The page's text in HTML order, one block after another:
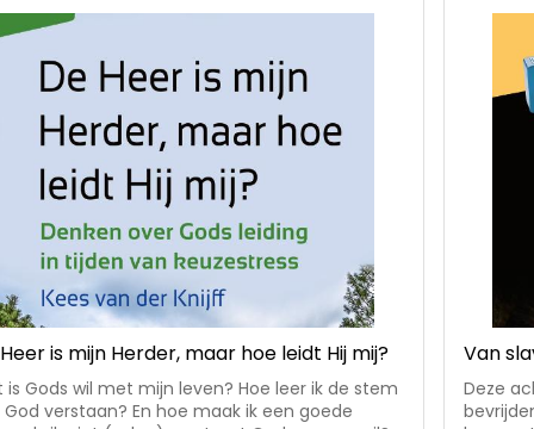
• Geschikt voor zowel persoonlijk
als voor kringen in de gemeente
is mijn Herder, maar hoe leidt Hij mij?
is Gods wil met mijn leven? Hoe leer ik de stem
verstaan? En hoe maak ik een goede
Van
Deze